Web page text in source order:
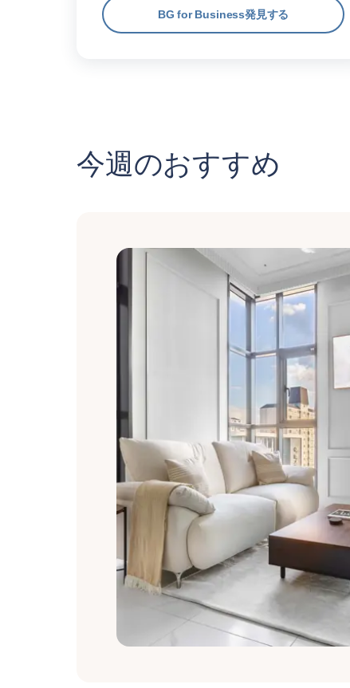
BG for Business発見する
今週のおすすめ